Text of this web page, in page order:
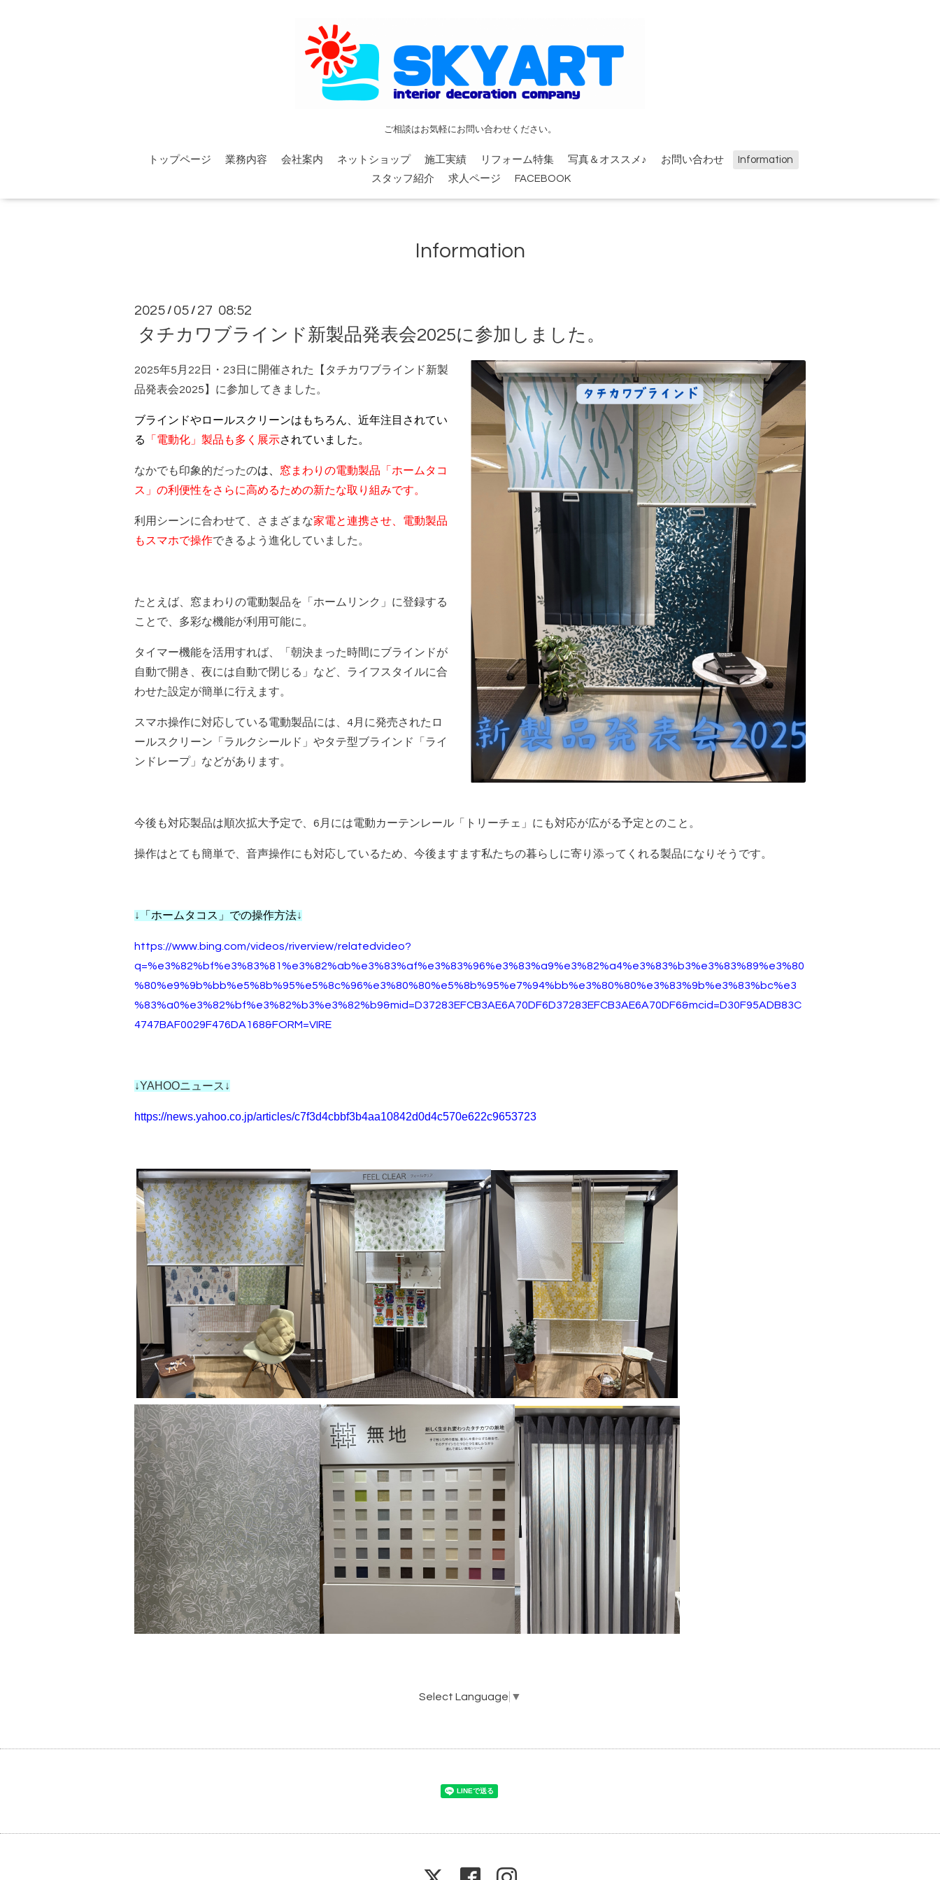
ご相談はお気軽にお問い合わせください。
トップページ 業務内容 会社案内 ネットショップ 施工実績 リフォーム特集 写真＆オススメ♪ お問い合わせ
Information
スタッフ紹介
求人ページ FACEBOOK
Information
2025 / 05 / 27 08:52
タチカワブラインド新製品発表会2025に参加しました。
2025年5月22日・23日に開催された【タチカワブラインド新製
品発表会2025】に参加してきました。
ブラインドやロールスクリーンはもちろん、近年注目されてい
る
「電動化」 製品も多く展示されていました。
なかでも印象的だったのは
窓まわりの電動製品「ホームタコ
ス」の利便性をさらに高めるための新たな取り組みです。
利用シーンに合わせて、さまざまな家電と連携させ、電動製品
もスマホで操作できるよう進化していました。
たとえば、窓まわりの電動製品を「ホームリンク」に登録する
ことで、多彩な機能が利用可能に。
タイマー機能を活用すれば、「朝決まった時間にブラインドが
自動で開き、夜には自動で閉じる」など、ライフスタイルに合
わせた設定が簡単に行えます。
スマホ操作に対応している電動製品には、4月に発売されたロ
ールスクリーン「ラルクシールド」やタテ型ブラインド「ライ
ンドレープ」などがあります。
今後も対応製品は順次拡大予定で、6月には電動カーテンレール「トリーチェ」にも対応が広がる予定とのこと。
操作はとても簡単で、音声操作にも対応しているため、今後ますます私たちの暮らしに寄り添ってくれる製品になりそうです。
↓ 「ホームタコス」での操作方法↓
https://www.bing.com/videos/riverview/relatedvideo?
q=%e3%82%bf%e3%83%81%e3%82%ab%e3%83%af%e3%83%96%e3%83%a9%e3%82%a4%e3%83%b3%e3%83%89%e3%80
%80%e9%9b%bb%e5%8b%95%e5%8c%96%e3%80%80%e5%8b%95%e7%94%bb%e3%80%80%e3%83%9b%e3%83%bc%e3
%83%a0%e3%82%bf%e3%82%b3%e3%82%b9&mid=D37283EFCB3AE6A70DF6D37283EFCB3AE6A70DF6&mcid=D30F95ADB83C
4747BAF0029F476DA168&FORM=VIRE
↓YAHOOニュース↓
https://news.yahoo.co.jp/articles/c7f3d4cbbf3b4aa10842d0d4c570e622c9653723
Select Language ▼